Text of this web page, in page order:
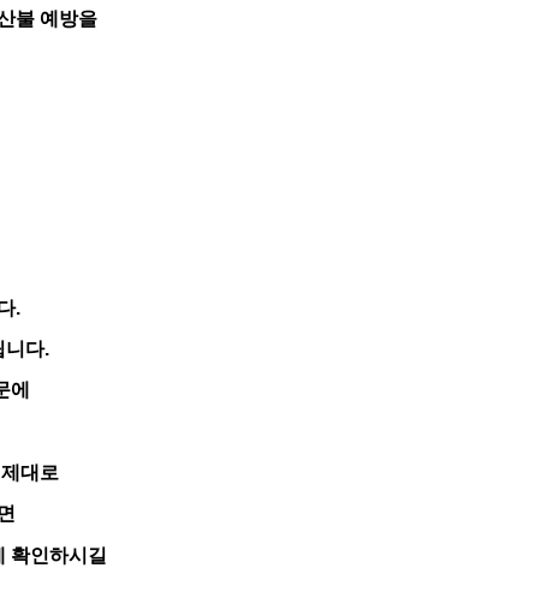
불 예방을
.
니다.
에
대로
인하시길